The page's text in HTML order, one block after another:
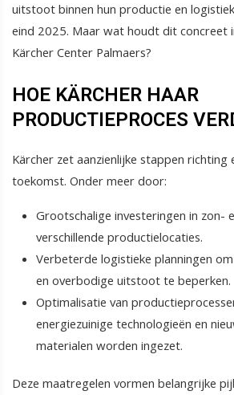
uitstoot binnen hun productie en
eind 2025. Maar wat houdt dit concreet
Kärcher Center Palmaers?
HOE KÄRCHER HAAR
PRODUCTIEPROCES
Kärcher zet aanzienlijke stappen richting
toekomst. Onder meer door:
Grootschalige investeringen in zon-
verschillende productielocaties.
Verbeterde logistieke planningen
en overbodige uitstoot te beperken.
Optimalisatie van
energiezuinige technologieën en
materialen worden ingezet.
Deze maatregelen vormen belangrijke